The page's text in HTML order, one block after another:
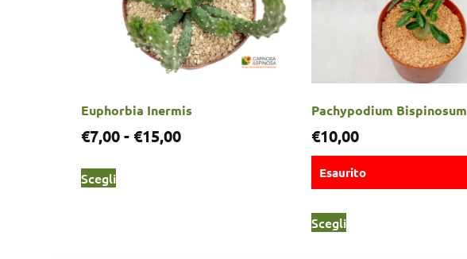
Euphorbia Inermis
€7,00- €15,00
Scegli
Pachypodium Bispinosum
€10,00
Esaurito
Scegli